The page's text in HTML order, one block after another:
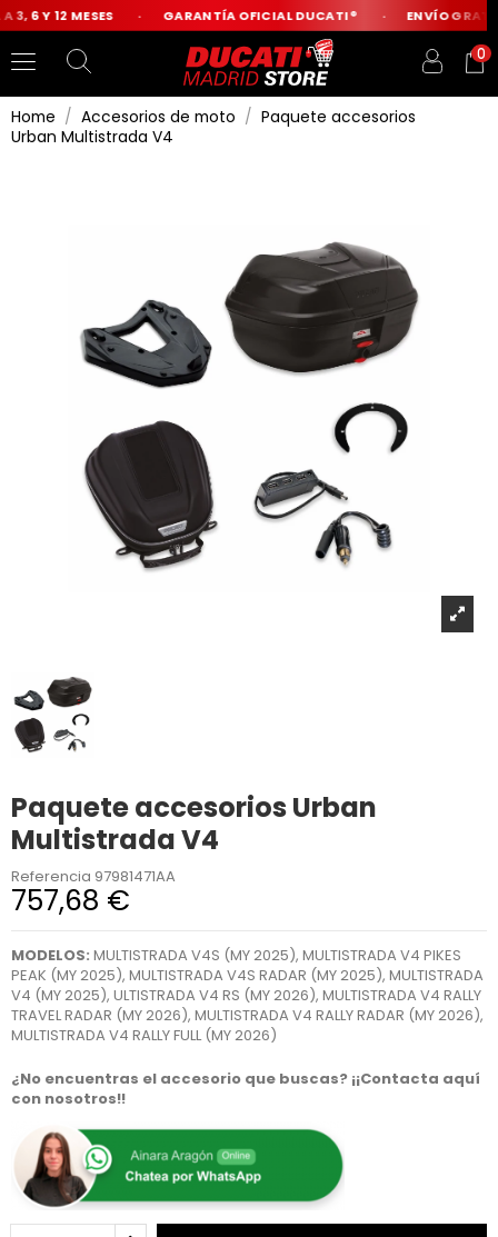
6 Y 12 MESES GARANTÍA OFICIAL DUCATI® ENVÍO
0
Home Accesorios de moto
Paquete accesorios
Urban Multistrada V4
Paquete accesorios Urban
Multistrada V4
Referencia 97981471AA
757,68 €
MODELOS: MULTISTRADA V4S (MY 2025), MULTISTRADA V4 PIKES
PEAK (MY 2025), MULTISTRADA V4S RADAR (MY 2025), MULTISTRADA
V4 (MY 2025), ULTISTRADA V4 RS (MY 2026), MULTISTRADA V4 RALLY
TRAVEL RADAR (MY 2026), MULTISTRADA V4 RALLY RADAR (MY 2026),
MULTISTRADA V4 RALLY FULL (MY 2026)
¿No encuentras el accesorio que buscas? ¡¡Contacta aquí
con nosotros!!